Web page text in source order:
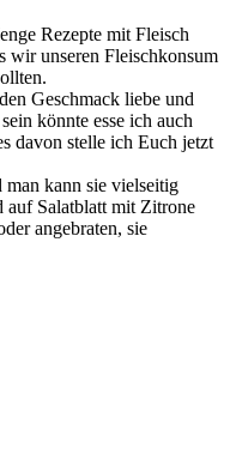
Rezepte mit Fleisch
wir unseren Fleischkonsum
Geschmack liebe und
könnte esse ich auch
davon stelle ich Euch jetzt
man kann sie vielseitig
auf Salatblatt mit Zitrone
angebraten, sie